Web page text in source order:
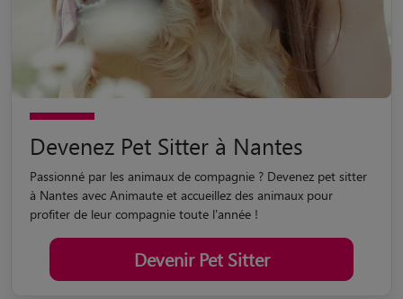
Devenez Pet Sitter à Nantes
Passionné par les animaux de compagnie ? Devenez pet sitter
à Nantes avec Animaute et accueillez des animaux pour
profiter de leur compagnie toute l'année !
Devenir Pet Sitter